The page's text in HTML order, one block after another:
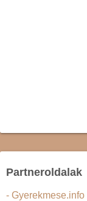
Partneroldalak
- Gyerekmese.info